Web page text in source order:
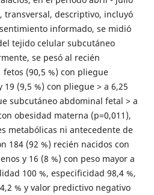
transversal, descriptivo, incluyó
informado, se midió
tejido celular subcutáneo
se pesó al recién
(90,5 %) con pliegue
(9,5 %) con pliegue ˃ a 6,25
subcutáneo abdominal fetal ˃ a
obesidad materna (p=0,011),
metabólicas ni antecedente de
184 (92 %) recién nacidos con
y 16 (8 %) con peso mayor a
100 %, especificidad 98,4 %,
% y valor predictivo negativo